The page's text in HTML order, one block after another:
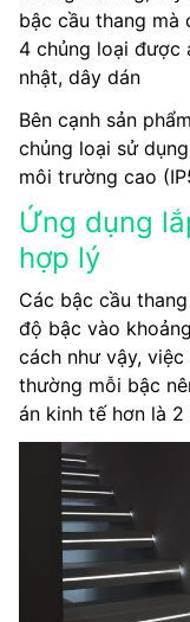
bậc cầu thang mà
4 chủng loại được
nhật, dây dán
Bên cạnh sản
chủng loại sử
môi trường cao
Ứng dụng
hợp lý
Các bậc cầu
độ bậc vào
cách như vậy,
thường mỗi bậc
án kinh tế hơn là